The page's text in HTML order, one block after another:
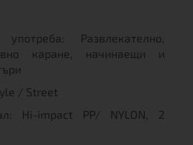
употреба: Развлекателно,
каране, начинаещи и
/ Street
Hi-impact PP/ NYLON, 2